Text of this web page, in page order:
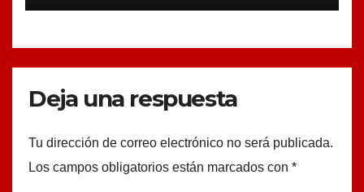
Deja una respuesta
Tu dirección de correo electrónico no será publicada.
Los campos obligatorios están marcados con *